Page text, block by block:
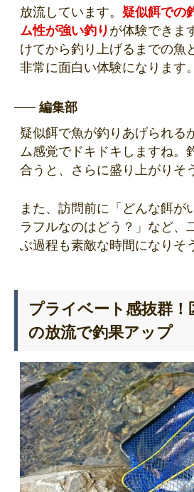
放流しています。 疑似餌での
ム性が強い釣り が体験できま
けてから釣り上げるまでの魚
非常に面白い体験になります。
編集部
疑似餌で魚が釣りあげられる
ム感覚でドキドキしますね。
合うと、さらに盛り上がりそ
また、訪問前に「どんな餌が
ラフルなのはどう？」など、
ぶ過程も素敵な時間になりそ
プライベート感抜群！
の放流で釣果アップ